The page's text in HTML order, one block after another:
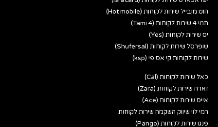
הוט מובייל שירות לקוחות (Hot mobile)
תמי 4 שירות לקוחות (Tami 4)
יס שירות לקוחות (Yes)
שופרסל שירות לקוחות (Shufersal)
שירות לקוחות קי אס פי (ksp)
כאל שירות לקוחות (Cal)
זארה שירות לקוחות (Zara)
אייס שירות לקוחות (Ace)
רמי לוי שיווק השקמה שירות לקוחות
פנגו שירות לקוחות (Pango)